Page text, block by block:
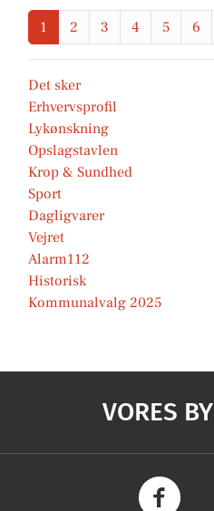
1 2 3 4 5 6
Det sker
Erhvervsprofil
Lykønskning
Opslagstavlen
Krop & Sundhed
Sport
Dagligvarer
Vejret
Alarm112
Historisk
Kommunalvalg 2025
VORES BY